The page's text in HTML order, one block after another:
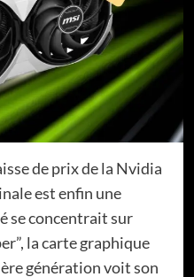
de prix de la Nvidia
est enfin une
se concentrait sur
la carte graphique
génération voit son